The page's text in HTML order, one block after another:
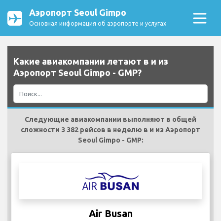
Аэропорт Seoul Gimpo
Основная информация об аэропорте и услугах
Какие авиакомпании летают в и из
Аэропорт Seoul Gimpo - GMP?
Следующие авиакомпании выполняют в общей
сложности 3 382 рейсов в неделю в и из Аэропорт
Seoul Gimpo - GMP:
Air Busan